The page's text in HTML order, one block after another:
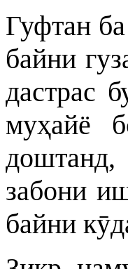
Гуфтан
байни
дастрас
муҳайё
забони
байни